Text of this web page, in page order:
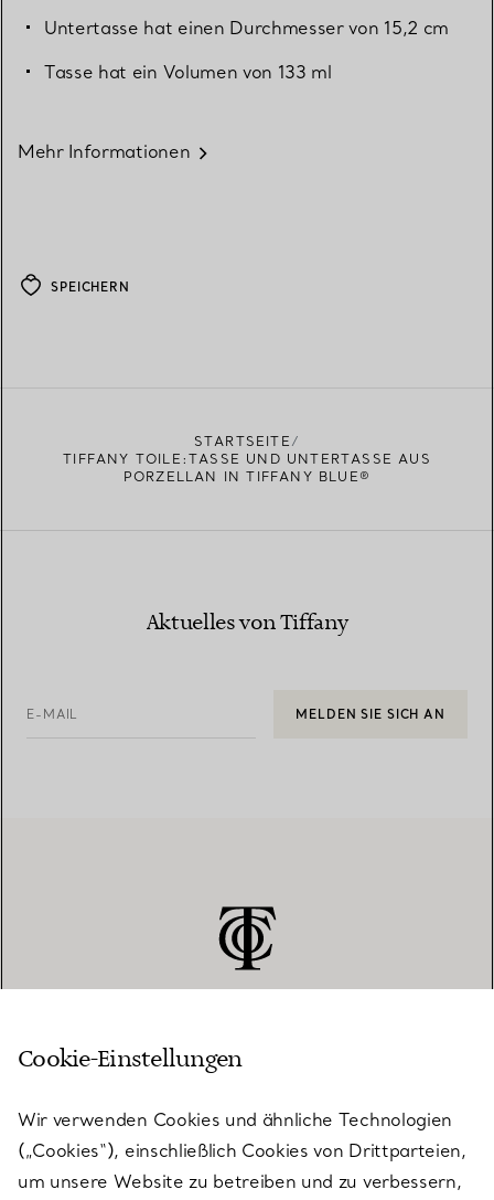
Untertasse hat einen Durchmesser von 15,2 cm
Tasse hat ein Volumen von 133 ml
Mehr Informationen
SPEICHERN
STARTSEITE
TIFFANY TOILE:TASSE UND UNTERTASSE AUS
PORZELLAN IN TIFFANY BLUE®
Aktuelles von Tiffany
E-MAIL MELDEN SIE SICH AN
KUNDENSERVICE
SERVICES
Cookie-Einstellungen
Wir verwenden Cookies und ähnliche Technologien
(„Cookies“), einschließlich Cookies von Drittparteien,
um unsere Website zu betreiben und zu verbessern,